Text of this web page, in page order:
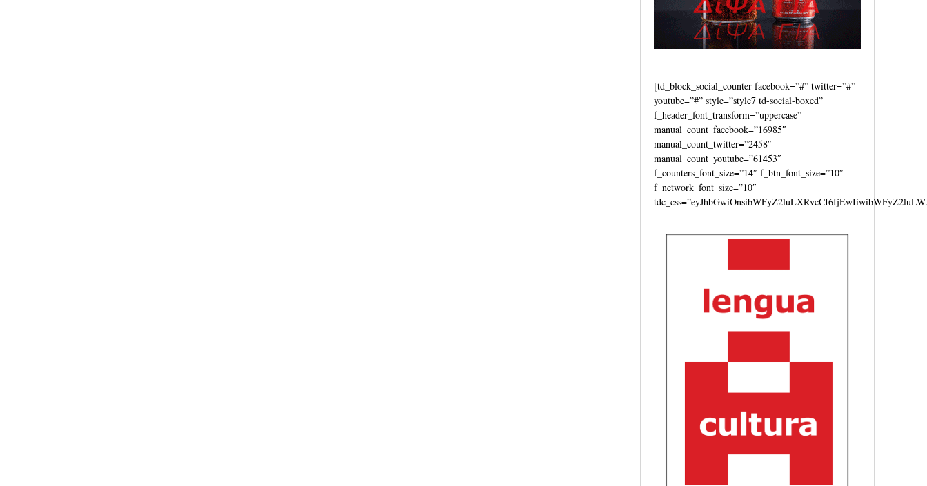
[td_block_social_counter facebook=”#” twitter=”#”
youtube=”#” style=”style7 td-social-boxed”
f_header_font_transform=”uppercase”
manual_count_facebook=”16985″
manual_count_twitter=”2458″
manual_count_youtube=”61453″
f_counters_font_size=”14″ f_btn_font_size=”10″
f_network_font_size=”10″